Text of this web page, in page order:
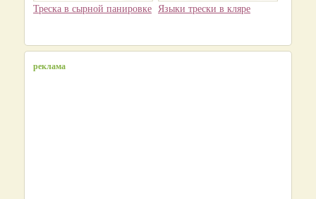
Треска в сырной панировке Языки трески в кляре
реклама